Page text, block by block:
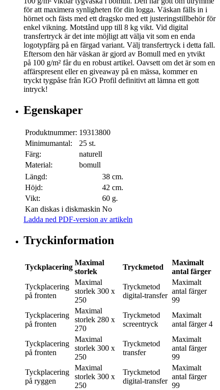
för att maximera synligheten för din logga. Väskan fälls in i
hörnet och fästs med ett dragsko med ett justeringstillbehör för
enkel vikning. Motstånd upp till 8 kg vikt. Vid digital
transfertryck är det inte möjligt att välja vit som en enda
logotypfärg på en färgad variant. Välj transfertryck i detta fall.
Eftersom den här väskan är gjord av Bomull med en ytvikt
på 100 g/m² får du en robust artikel. Oavsett om det är som en
affärspresent eller en giveaway på en mässa, kommer en
tryckt tygpåse från IGO Profil definitivt att lämna ett gott
intryck!
Egenskaper
Produktnummer: 19313800
Minimumantal:
25 st.
Färg:
naturell
Material:
bomull
Längd:
38 cm.
Höjd:
42 cm.
Vikt:
60 g.
Kan diskas i diskmaskin No
Ladda ned PDF-version av artikeln
Tryckinformation
Tyckplacering
Maximal
storlek
Tryckmetod
Maximalt
antal färger
Tyckplacering
på fronten
Maximal
storlek 300 x
250
Tryckmetod
digital-transfer
Maximalt
antal färger
99
Tyckplacering
på fronten
Maximal
storlek 280 x
270
Tryckmetod
screentryck
Maximalt
antal färger 4
Tyckplacering
på fronten
Maximal
storlek 300 x
250
Tryckmetod
transfer
Maximalt
antal färger
99
Tyckplacering
på ryggen
Maximal
storlek 300 x
250
Tryckmetod
digital-transfer
Maximalt
antal färger
99